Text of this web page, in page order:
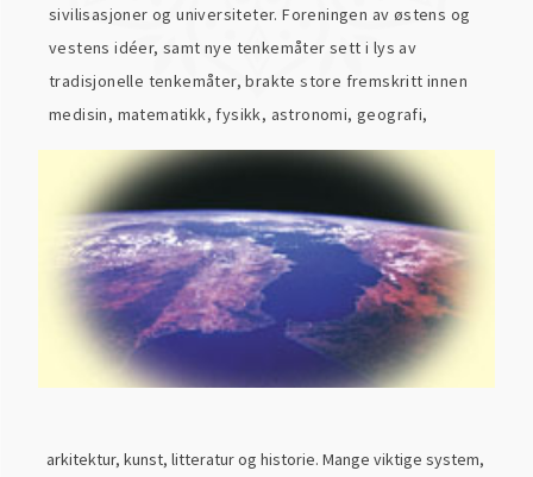
sivilisasjoner og universiteter. Foreningen av østens og
vestens idéer, samt nye tenkemåter sett i lys av
tradisjonelle tenkemåter, brakte store fremskritt innen
medisin, matematikk, fysikk, astronomi, geografi,
arkitektur, kunst, litteratur og historie. Mange viktige system,